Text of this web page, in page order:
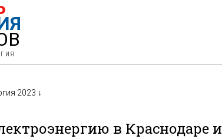
2023 ↓
в Краснодаре и